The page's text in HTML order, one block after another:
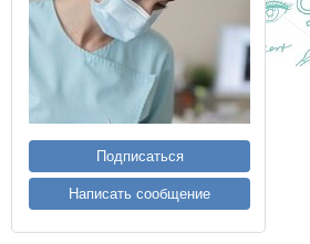
Подписаться
Написать сообщение